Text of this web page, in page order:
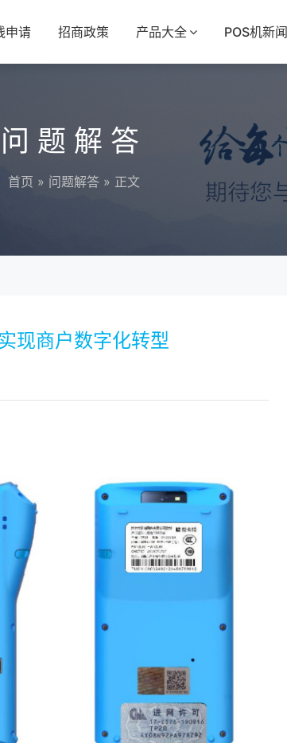
申请 招商政策 产品大全 POS机新闻
问题解答
首页 » 问题解答 » 正文
现商户数字化转型